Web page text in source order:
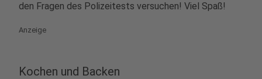
den Fragen des Polizeitests versuchen! Viel Spaß!
Anzeige
Kochen und Backen